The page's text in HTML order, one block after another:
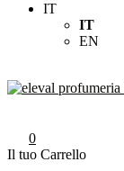
IT
IT
EN
0
Il tuo Carrello